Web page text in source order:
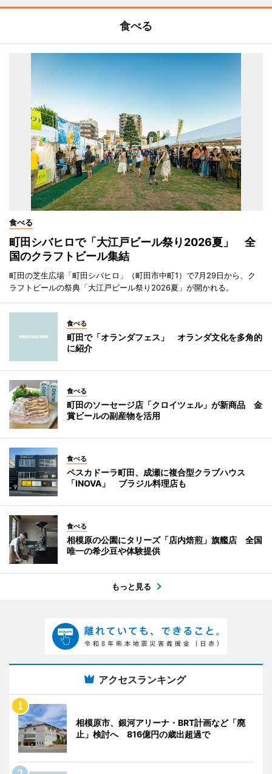
食べる
食べる
町田シバヒロで「大江戸ビール祭り2026夏」 全
国のクラフトビール集結
町田の芝生広場「町田シバヒロ」（町田市中町1）で7月29日から、ク
ラフトビールの祭典「大江戸ビール祭り2026夏」が開かれる。
食べる
町田で「オランダフェス」 オランダ文化を多角的
に紹介
食べる
町田のソーセージ店「クロイツェル」が新商品 金
賞ビールの副産物を活用
食べる
ペスカドーラ町田、成瀬に複合型クラブハウス
「INOVA」 ブラジル料理店も
食べる
相模原の公園にタリーズ「店内焙煎」旗艦店 全国
唯一の希少豆や体験提供
もっと見る
アクセスランキング
相模原市、銀河アリーナ・BRT計画など「廃
止」検討へ 816億円の歳出超過で